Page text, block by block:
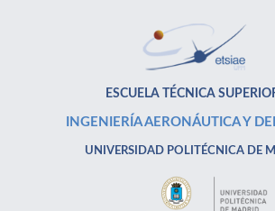
ESCUELA TÉCNICA
INGENIERÍA AERONÁUTICA Y
UNIVERSIDAD POLITÉCNICA DE